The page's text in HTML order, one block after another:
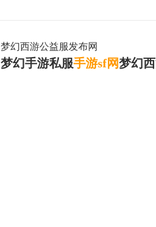
梦幻西游公益服发布网
梦幻手游私服手游sf网梦幻